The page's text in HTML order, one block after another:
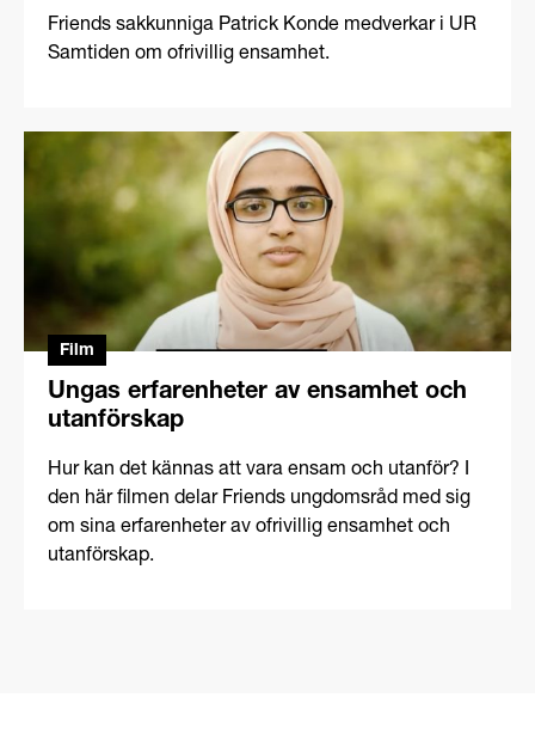
Friends sakkunniga Patrick Konde medverkar i UR
Samtiden om ofrivillig ensamhet.
Film
Ungas erfarenheter av ensamhet och
utanförskap
Hur kan det kännas att vara ensam och utanför? I
den här filmen delar Friends ungdomsråd med sig
om sina erfarenheter av ofrivillig ensamhet och
utanförskap.